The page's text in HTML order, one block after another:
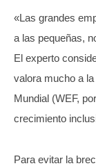
«Las grandes
a las pequeñas,
El experto
valora mucho a
Mundial (WEF,
crecimiento
Para evitar la